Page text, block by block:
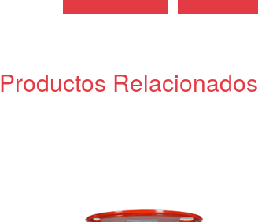
Productos Relacionados